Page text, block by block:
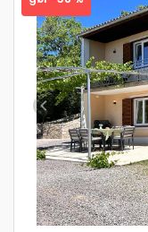
Previous